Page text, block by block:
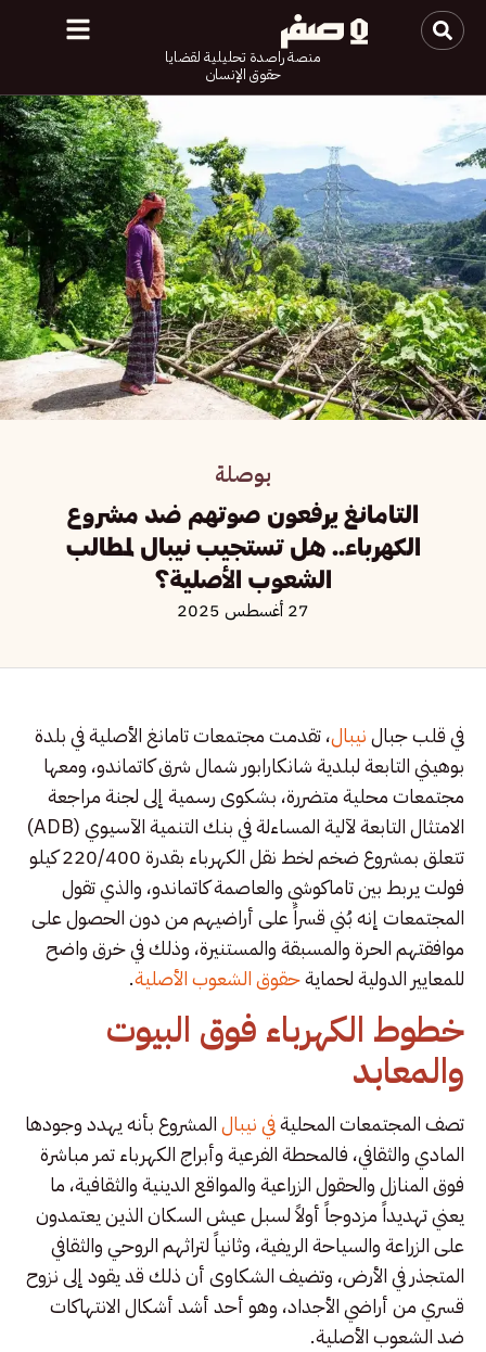
منصة راصدة تحليلية لقضايا
حقوق الإنسان
بوصلة
التامانغ يرفعون صوتهم ضد مشروع
الكهرباء.. هل تستجيب نيبال لمطالب
الشعوب الأصلية؟
27 أغسطس 2025
في قلب جبالنيبال، تقدمت مجتمعات تامانغ الأصلية في بلدة
بوهيني التابعة لبلدية شانكارابور شمال شرق كاتماندو، ومعها
مجتمعات محلية متضررة، بشكوى رسمية إلى لجنة مراجعة
الامتثال التابعة لآلية المساءلة في بنك التنمية الآسيوي (ADB)
تتعلق بمشروع ضخم لخط نقل الكهرباء بقدرة 220/400 كيلو
فولت يربط بين تاماكوشي والعاصمة كاتماندو، والذي تقول
المجتمعات إنه بُني قسراً على أراضيهم من دون الحصول على
موافقتهم الحرة والمسبقة والمستنيرة، وذلك في خرق واضح
للمعايير الدولية لحمايةحقوق الشعوب الأصلية.
خطوط الكهرباء فوق البيوت
والمعابد
تصف المجتمعات المحليةفي نيبالالمشروع بأنه يهدد وجودها
المادي والثقافي، فالمحطة الفرعية وأبراج الكهرباء تمر مباشرة
فوق المنازل والحقول الزراعية والمواقع الدينية والثقافية، ما
يعني تهديداً مزدوجاً أولاً لسبل عيش السكان الذين يعتمدون
على الزراعة والسياحة الريفية، وثانياً لتراثهم الروحي والثقافي
المتجذر في الأرض، وتضيف الشكاوى أن ذلك قد يقود إلى نزوح
قسري من أراضي الأجداد، وهو أحد أشد أشكال الانتهاكات
ضد الشعوب الأصلية.